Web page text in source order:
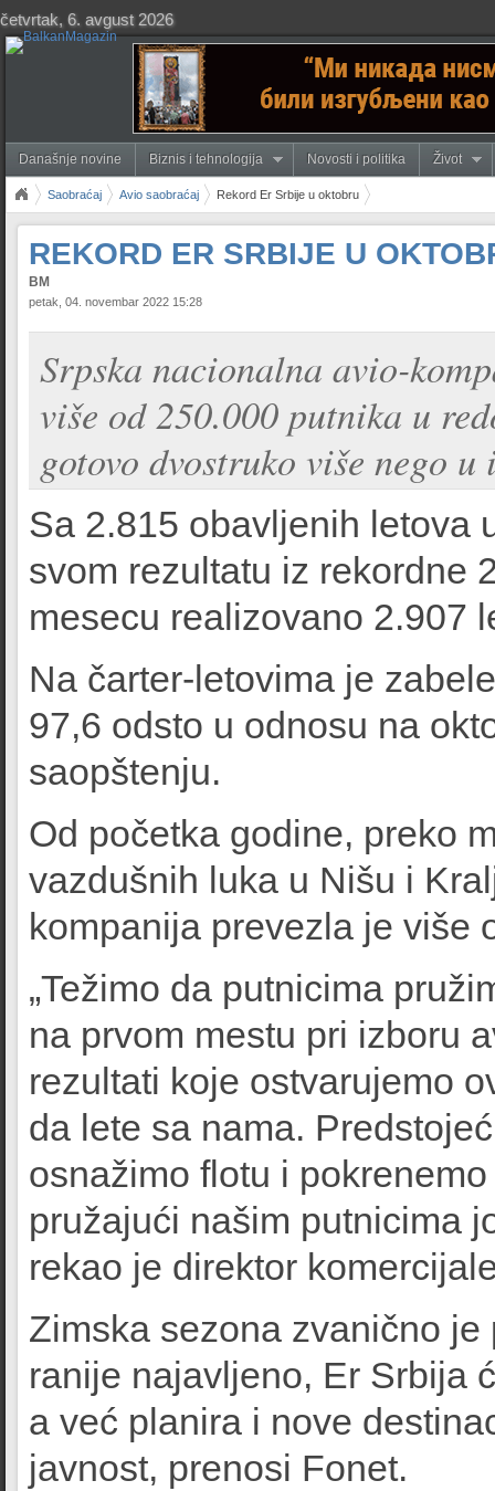
četvrtak, 6. avgust 2026
Današnje novine Biznis i tehnologija Novosti i politika Život
Saobraćaj Avio saobraćaj Rekord Er Srbije u oktobru
REKORD ER SRBIJE U
BM
petak, 04. novembar 2022 15:28
Srpska nacionalna avio-
više od 250.000 putnika u
gotovo dvostruko više nego
Sa 2.815 obavljenih letova
svom rezultatu iz rekordne
mesecu realizovano 2.907
Na čarter-letovima je
97,6 odsto u odnosu na
saopštenju.
Od početka godine, preko
vazdušnih luka u Nišu i
kompanija prevezla je više
„Težimo da putnicima
na prvom mestu pri izboru
rezultati koje ostvarujemo
da lete sa nama.
osnažimo flotu i
pružajući našim putnicima
rekao je direktor
Zimska sezona zvanično
ranije najavljeno, Er Srbija
a već planira i nove
javnost, prenosi Fonet.